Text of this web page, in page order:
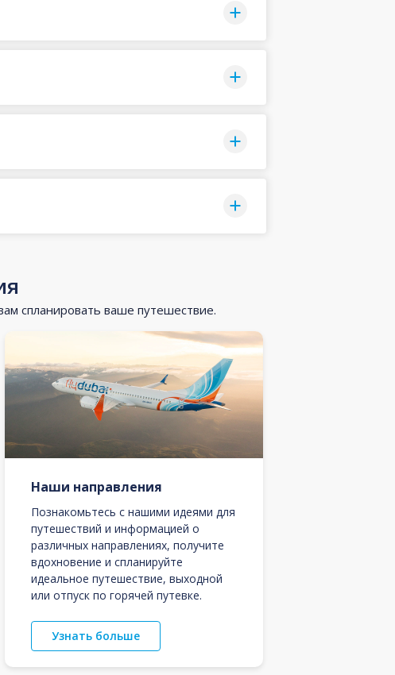
спланировать ваше путешествие.
Наши направления
Познакомьтесь с нашими идеями для
путешествий и информацией о
различных направлениях, получите
вдохновение и спланируйте
идеальное путешествие, выходной
или отпуск по горячей путевке.
Узнать больше